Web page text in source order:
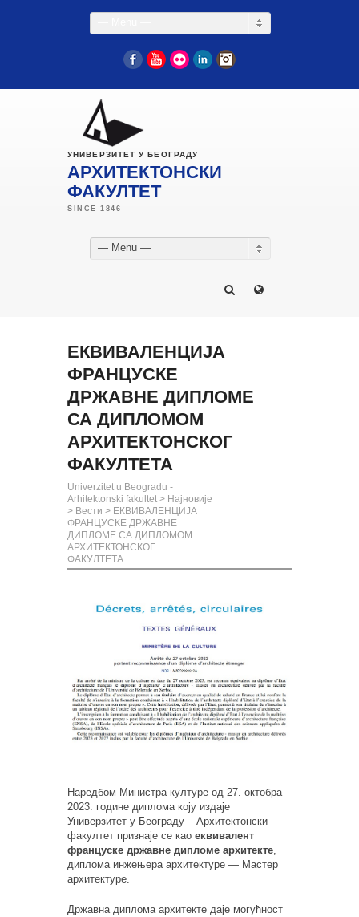
FacebookYouTube
Flickr LinkedIn
УНИВЕРЗИТЕТ У БЕОГРАДУ
АРХИТЕКТОНСКИ
ФАКУЛТЕТ
— Menu —
ЕКВИВАЛЕНЦИЈА
ФРАНЦУСКЕ
ДРЖАВНЕ ДИПЛОМЕ
СА ДИПЛОМОМ
АРХИТЕКТОНСКОГ
ФАКУЛТЕТА
Univerzitet u Beogradu -
Arhitektonski fakultet > Најновије
> Вести > ЕКВИВАЛЕНЦИЈА
ФРАНЦУСКЕ ДРЖАВНЕ
ДИПЛОМЕ СА ДИПЛОМОМ
АРХИТЕКТОНСКОГ
ФАКУЛТЕТА
Наредбом Министра културе од 27. октобра
2023. године диплома коју издаје
Универзитет у Београду – Архитектонски
факултет признаје се као еквивалент
француске државне дипломе архитекте,
диплома инжењера архитектуре — Мастер
архитектуре.
Државна диплома архитекте даје могућност